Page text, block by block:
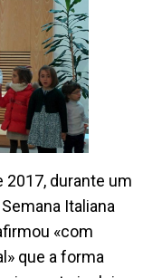
2017, durante um
Italiana
«com
que a forma